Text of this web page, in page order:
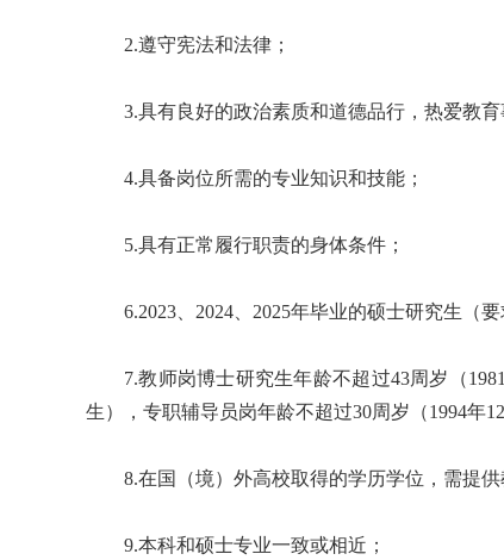
2.遵守宪法和法律；
3.具有良好的政治素质和道德品行，热爱教
4.具备岗位所需的专业知识和技能；
5.具有正常履行职责的身体条件；
6.2023、2024、2025年毕业的硕士研究生（
7.教师岗博士研究生年龄不超过43周岁（
生），专职辅导员岗年龄不超过30周岁（1994年
8.在国（境）外高校取得的学历学位，需提
9.本科和硕士专业一致或相近；